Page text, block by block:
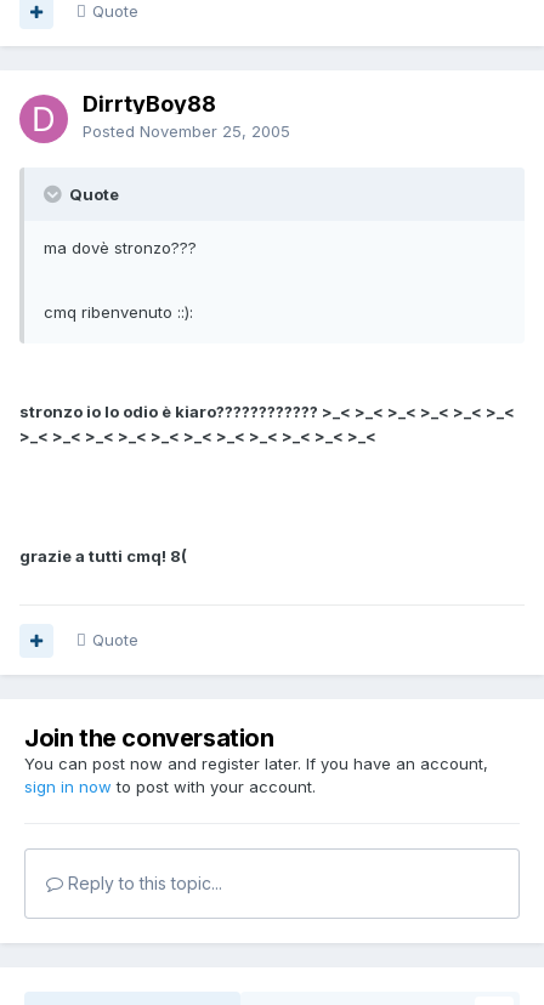
Quote
DirrtyBoy88
Posted November 25, 2005
Quote
ma dovè stronzo???
cmq ribenvenuto ::):
stronzo io lo odio è kiaro???????????? >_< >_< >_< >_< >_< >_<
>_< >_< >_< >_< >_< >_< >_< >_< >_< >_< >_<
grazie a tutti cmq! 8(
Quote
Join the conversation
You can post now and register later. If you have an account,
sign in now to post with your account.
Reply to this topic...